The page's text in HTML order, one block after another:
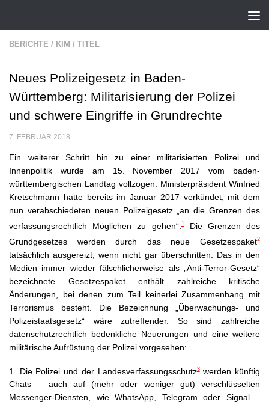
BERICHTE / KIM / TITEL
Neues Polizeigesetz in Baden-
Württemberg: Militarisierung der Polizei
und schwere Eingriffe in Grundrechte
7. FEBRUAR 2018
Ein weiterer Schritt hin zu einer militarisierten Polizei und
Innenpolitik wurde am 15. November 2017 vom baden-
württembergischen Landtag vollzogen. Ministerpräsident Winfried
Kretschmann hatte bereits im Januar 2017 verkündet, mit dem
nun verabschiedeten neuen Polizeigesetz „an die Grenzen des
verfassungsrechtlich Möglichen zu gehen“.1Die Grenzen des
Grundgesetzes werden durch das neue Gesetzespaket2
tatsächlich ausgereizt, wenn nicht gar überschritten. Das in den
Medien immer wieder fälschlicherweise als „Anti-Terror-Gesetz“
bezeichnete Gesetzespaket enthält zahlreiche kritische
Änderungen, bei denen zum Teil keinerlei Zusammenhang mit
Terrorismus besteht. Die Bezeichnung „Überwachungs- und
Polizeistaatsgesetz“ wäre zutreffender. So sind zahlreiche
datenschutzrechtlich bedenkliche Neuerungen und eine weitere
militärische Aufrüstung der Polizei vorgesehen:
1. Die Polizei und der Landesverfassungsschutz3werden künftig
Chats – auch auf (mehr oder weniger gut) verschlüsselten
Messenger-Diensten, wie WhatsApp, Telegram oder Signal –